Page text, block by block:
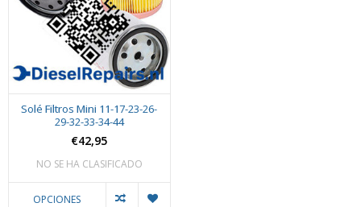
Solé Filtros Mini 11-17-23-26-
29-32-33-34-44
€42,95
NO SE HA CLASIFICADO
OPCIONES